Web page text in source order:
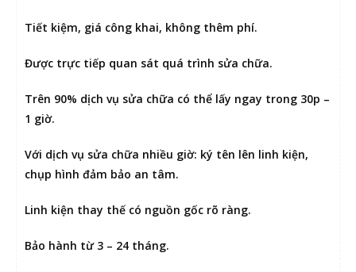
Tiết kiệm, giá công khai, không thêm phí.
Được trực tiếp quan sát quá trình sửa chữa.
Trên 90% dịch vụ sửa chữa có thể lấy ngay trong 30p –
1 giờ.
Với dịch vụ sửa chữa nhiều giờ: ký tên lên linh kiện,
chụp hình đảm bảo an tâm.
Linh kiện thay thế có nguồn gốc rõ ràng.
Bảo hành từ 3 – 24 tháng.